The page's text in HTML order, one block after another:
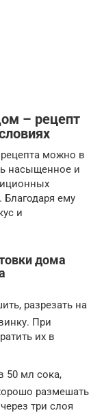
– рецепт
можно в
насыщенное и
Благодаря ему
и
дома
разрезать на
При
их в
50 мл сока,
размешать
три слоя